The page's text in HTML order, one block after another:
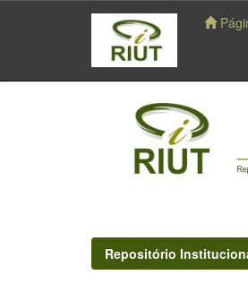
navigation
Repositório